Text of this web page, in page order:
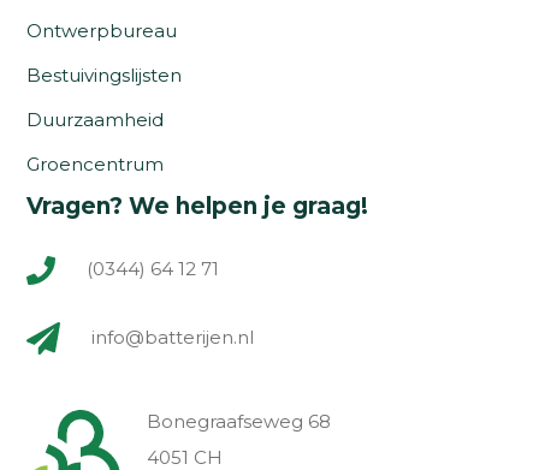
Ontwerpbureau
Bestuivingslijsten
Duurzaamheid
Groencentrum
Vragen? We helpen je graag!
(0344) 64 12 71
info@batterijen.nl
Bonegraafseweg 68
4051 CH